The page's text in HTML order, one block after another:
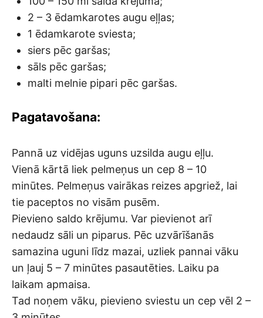
2 – 3 ēdamkarotes augu eļļas;
1 ēdamkarote sviesta;
siers pēc garšas;
sāls pēc garšas;
malti melnie pipari pēc garšas.
Pagatavošana:
Pannā uz vidējas uguns uzsilda augu eļļu.
Vienā kārtā liek pelmeņus un cep 8 – 10
minūtes. Pelmeņus vairākas reizes apgriež, lai
tie paceptos no visām pusēm.
Pievieno saldo krējumu. Var pievienot arī
nedaudz sāli un piparus. Pēc uzvārīšanās
samazina uguni līdz mazai, uzliek pannai vāku
un ļauj 5 – 7 minūtes pasautēties. Laiku pa
laikam apmaisa.
Tad noņem vāku, pievieno sviestu un cep vēl 2 –